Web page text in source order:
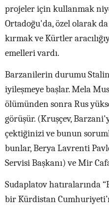
projeler için kullanmak
Ortadoğu'da, özel olarak
kırmak ve Kürtler
emelleri vardı.
Barzanilerin durumu
iyileşmeye başlar. Mela
ölümünden sonra Rus
görüşür. (Kruşçev,
çektiğinizi ve bunun
bunlar, Berya Lavrenti
Servisi Başkanı) ve Mir
Sudaplatov hatıralarında
bir Kürdistan